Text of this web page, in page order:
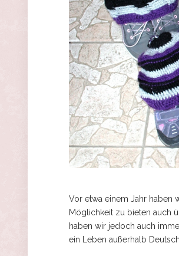
Vor etwa einem Jahr haben
Möglichkeit zu bieten auch
haben wir jedoch auch
ein Leben außerhalb